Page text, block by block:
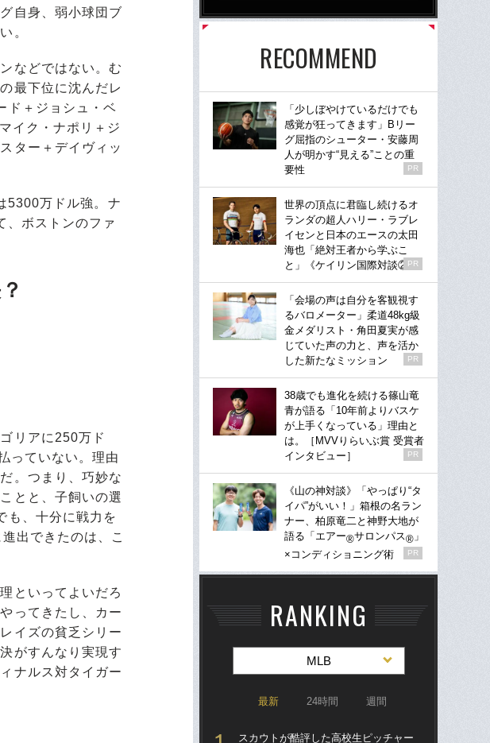
自身、弱小球団ブ
。
などではない。む
最下位に沈んだレ
ド＋ジョシュ・ベ
イク・ナポリ＋ジ
ター＋デイヴィッ
5300万ドル強。ナ
、ボストンのファ
リアに250万ド
っていない。理由
。つまり、巧妙な
とと、子飼いの選
も、十分に戦力を
出できたのは、こ
といってよいだろ
ってきたし、カー
イズの貧乏シリー
がすんなり実現す
ナルス対タイガー
RECOMMEND
「少しぼやけているだけでも
感覚が狂ってきます」Bリー
グ屈指のシューター・安藤周
人が明かす“見える”ことの重
要性
PR
世界の頂点に君臨し続けるオ
ランダの超人ハリー・ラブレ
イセンと日本のエースの太田
海也「絶対王者から学ぶこ
と」《ケイリン国際対談②》
PR
「会場の声は自分を客観視す
るバロメーター」柔道48kg級
金メダリスト・角田夏実が感
じていた声の力と、声を活か
した新たなミッション
PR
38歳でも進化を続ける篠山竜
青が語る「10年前よりバスケ
が上手くなっている」理由と
は。［MVVりらいぶ賞 受賞者
インタビュー］
PR
《山の神対談》「やっぱり“タ
イパ”がいい！」箱根の名ラン
ナー、柏原竜二と神野大地が
語る「エアー®サロンパス® 」
×コンディショニング術
PR
RANKING
MLB
最新 24時間 週間
スカウトが酷評した高校生ピッチャー